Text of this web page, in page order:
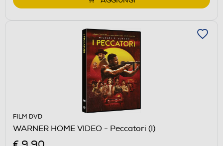
FILM DVD
WARNER HOME VIDEO - Peccatori (I)